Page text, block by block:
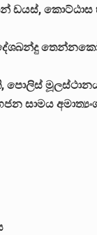
ඩයස්,
පොලිස්
සාමය